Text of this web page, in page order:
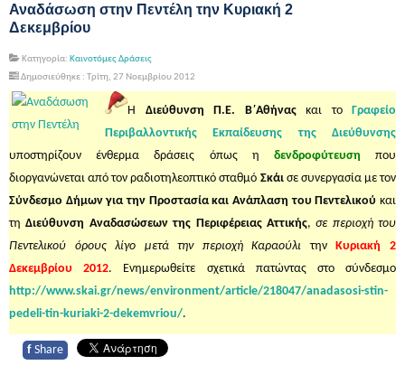
Αναδάσωση στην Πεντέλη την Κυριακή 2
Δεκεμβρίου
Κατηγορία: Καινοτόμες Δράσεις
Δημοσιεύθηκε : Τρίτη, 27 Νοεμβρίου 2012
Η Διεύθυνση Π.Ε. Β΄Αθήναςκαι το Γραφείο
Περιβαλλοντικής Εκπαίδευσης της Διεύθυνσης
υποστηρίζουν ένθερμα δράσεις όπως η δενδροφύτευση που
διοργανώνεται από τον ραδιοτηλεοπτικό σταθμό Σκάι σε συνεργασία με τον
Σύνδεσμο Δήμων για την Προστασία και Ανάπλαση του Πεντελικού και
τηΔιεύθυνση Αναδασώσεων της Περιφέρειας Αττικής,σε περιοχή του
Πεντελικού όρους λίγο μετά την περιοχή ΚαραούλιτηνΚυριακή 2
Δεκεμβρίου 2012. Ενημερωθείτε σχετικά πατώντας στο σύνδεσμο
http://www.skai.gr/news/environment/article/218047/anadasosi-stin-
pedeli-tin-kuriaki-2-dekemvriou/.
f Share